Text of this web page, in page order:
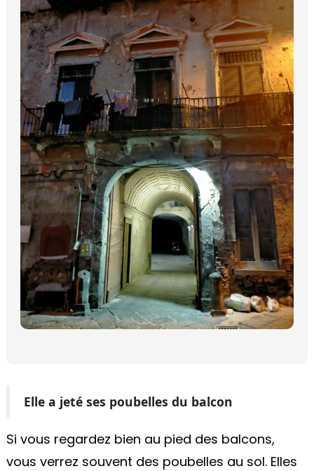
Elle a jeté ses poubelles du balcon
Si vous regardez bien au pied des balcons,
vous verrez souvent des poubelles au sol. Elles